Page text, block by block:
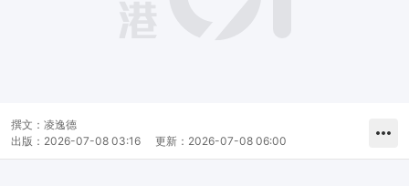
撰文： 凌逸德
出版： 2026-07-08 03:16 更新： 2026-07-08 06:00